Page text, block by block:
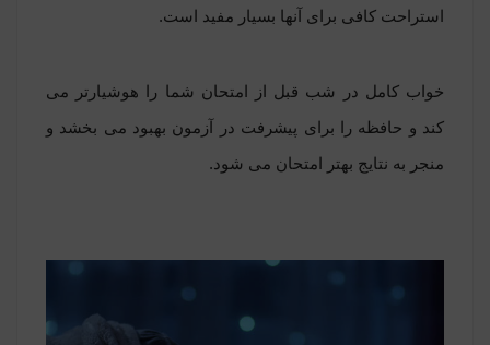
استراحت کافی برای آنها بسیار مفید است.
خواب کامل در شب قبل از امتحان شما را هوشیارتر می
کند و حافظه را برای پیشرفت در آزمون بهبود می بخشد و
منجر به نتایج بهتر امتحان می شود.